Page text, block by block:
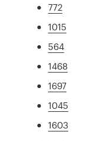
772
1015
564
1468
1697
1045
1603